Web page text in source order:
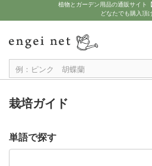
植物とガーデン用品の通販サイト
どなたでも購入頂
栽培ガイド
単語で探す